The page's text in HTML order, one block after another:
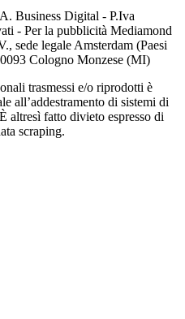
Business Digital - P.Iva
- Per la pubblicità Mediamond
sede legale Amsterdam (Paesi
Cologno Monzese (MI)
trasmessi e/o riprodotti è
all’addestramento di sistemi di
altresì fatto divieto espresso di
scraping.